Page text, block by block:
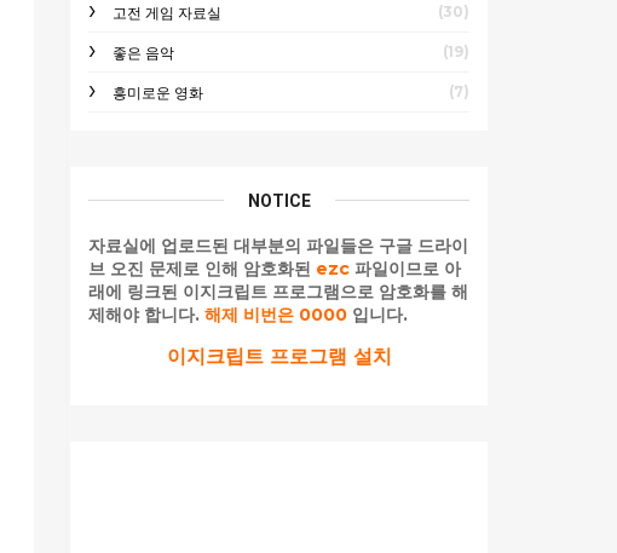
고전 게임 자료실 (30)
좋은 음악 (19)
흥미로운 영화 (7)
NOTICE
자료실에 업로드된 대부분의 파일들은 구글 드라이
브 오진 문제로 인해 암호화된 ezc 파일이므로 아
래에 링크된 이지크립트 프로그램으로 암호화를 해
제해야 합니다. 해제 비번은 0000 입니다.
이지크립트 프로그램 설치